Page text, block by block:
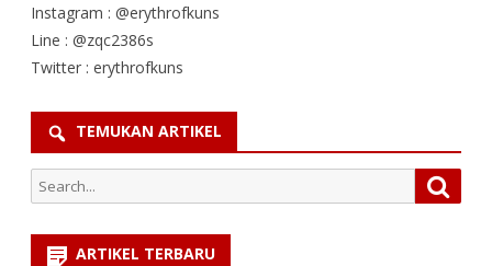
Instagram : @erythrofkuns
Line : @zqc2386s
Twitter : erythrofkuns
TEMUKAN ARTIKEL
Search
for:
ARTIKEL TERBARU